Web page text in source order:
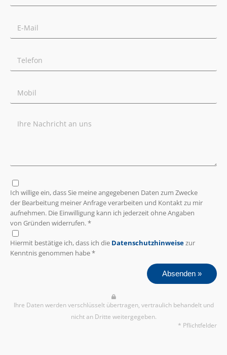
Ich willige ein, dass Sie meine angegebenen Daten zum Zwecke
der Bearbeitung meiner Anfrage verarbeiten und Kontakt zu mir
aufnehmen. Die Einwilligung kann ich jederzeit ohne Angaben
von Gründen widerrufen. *
Hiermit bestätige ich, dass ich die Datenschutzhinweisezur
Kenntnis genommen habe *
Absenden »
Ihre Daten werden verschlüsselt übertragen, vertraulich behandelt und
nicht an Dritte weitergegeben.
* Pflichtfelder